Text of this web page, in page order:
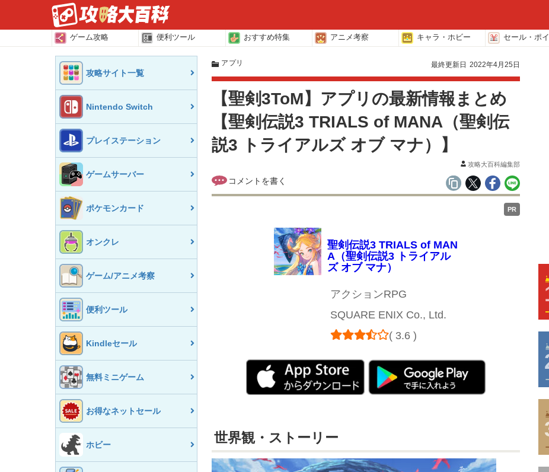
ゲーム攻略 便利ツール おすすめ特集 アニメ考察 キャラ・ホビー セール・ポ
攻略サイト一覧
Nintendo Switch
プレイステーション
ゲームサーバー
ポケモンカード
オンクレ
ゲーム/アニメ考察
便利ツール
Kindleセール
無料ミニゲーム
お得なネットセール
ホビー
アプリ 最終更新日 2022年4月25日
【聖剣3ToM】アプリの最新情報まとめ
【聖剣伝説3 TRIALS of MANA（聖剣伝
説3 トライアルズ オブ マナ）】
攻略大百科編集部
PR
聖剣伝説3 TRIALS of MAN
A（聖剣伝説3 トライアル
ズ オブ マナ）
アクションRPG
SQUARE ENIX Co., Ltd.
( 3.6 )
世界観・ストーリー